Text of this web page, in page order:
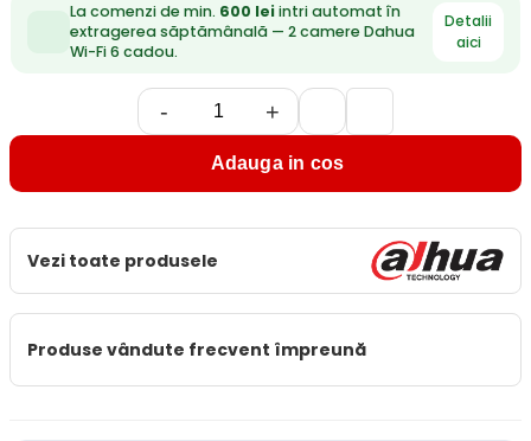
La comenzi de min. 600 leiintri automat în
extragerea săptămânală — 2 camere Dahua
Wi-Fi 6 cadou.
Detalii
aici
- +
Adauga in cos
Vezi toate produsele
Produse vândute frecvent împreună